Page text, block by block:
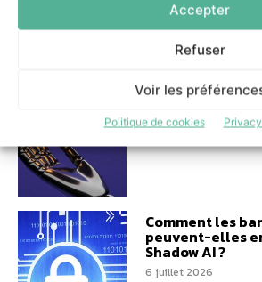
Accepter
Refuser
Voir les
Politique de cookies
Réussir un projet
agentique : les
7 juillet 2026
Comment les
peuvent-elles
Shadow AI ?
6 juillet 2026